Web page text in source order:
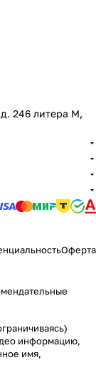
д. 246 литера М,
Оферта
информацию,
имя,